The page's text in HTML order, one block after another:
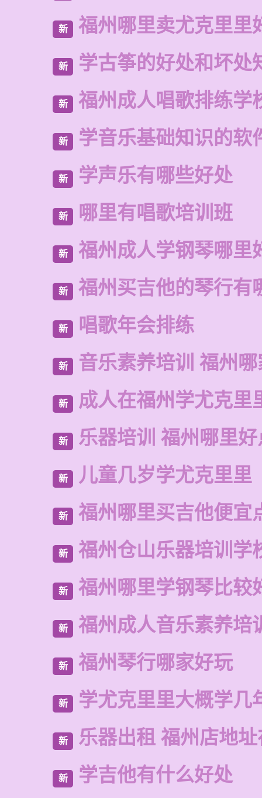
新 福州哪里卖尤克里里
新 学古筝的好处和坏处
新 福州成人唱歌排练学
新 学音乐基础知识的软
新 学声乐有哪些好处
新 哪里有唱歌培训班
新 福州成人学钢琴哪里
新 福州买吉他的琴行有
新 唱歌年会排练
新 音乐素养培训 福州
新 成人在福州学尤克里
新 乐器培训 福州哪里
新 儿童几岁学尤克里里
新 福州哪里买吉他便宜
新 福州仓山乐器培训学
新 福州哪里学钢琴比较
新 福州成人音乐素养培
新 福州琴行哪家好玩
新 学尤克里里大概学几
新 乐器出租 福州店地
新 学吉他有什么好处